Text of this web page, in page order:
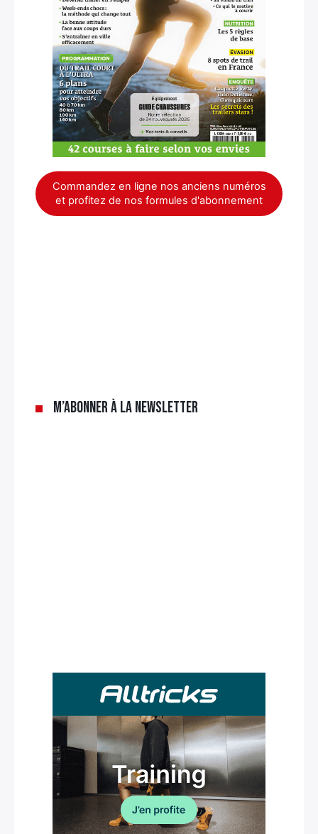
Commandez en ligne nos anciens numéros
et profitez de nos formules d'abonnement
M’abonner à la newsletter